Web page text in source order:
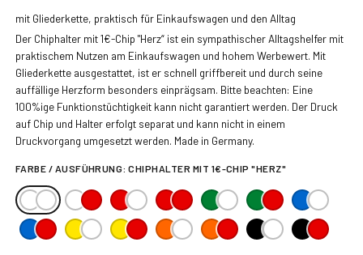
mit Gliederkette, praktisch für Einkaufswagen und den Alltag
Der Chiphalter mit 1€-Chip "Herz“ ist ein sympathischer Alltagshelfer mit
praktischem Nutzen am Einkaufswagen und hohem Werbewert. Mit
Gliederkette ausgestattet, ist er schnell griffbereit und durch seine
auffällige Herzform besonders einprägsam. Bitte beachten: Eine
100%ige Funktionstüchtigkeit kann nicht garantiert werden. Der Druck
auf Chip und Halter erfolgt separat und kann nicht in einem
Druckvorgang umgesetzt werden. Made in Germany.
FARBE / AUSFÜHRUNG:CHIPHALTER MIT 1€-CHIP "HERZ"